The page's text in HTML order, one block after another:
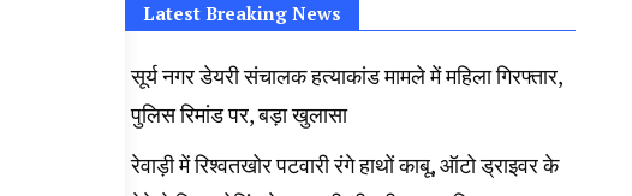
Latest Breaking News
सूर्य नगर डेयरी संचालक हत्याकांड मामले में महिला गिरफ्तार,
पुलिस रिमांड पर, बड़ा खुलासा
रेवाड़ी में रिश्वतखोर पटवारी रंगे हाथों काबू, ऑटो ड्राइवर के